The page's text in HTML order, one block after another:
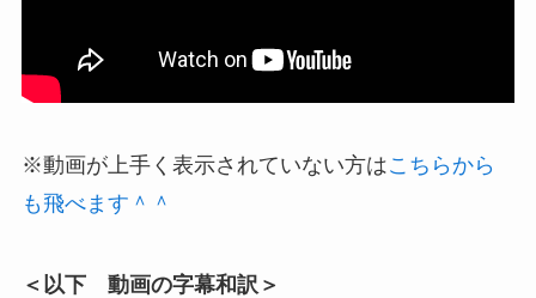
※動画が上手く表示されていない方はこちらから
も飛べます＾＾
＜以下 動画の字幕和訳＞